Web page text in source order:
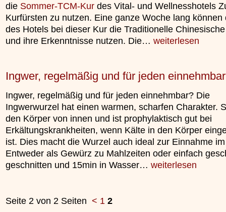
die Sommer-TCM-Kur des Vital- und Wellnesshotels
Kurfürsten zu nutzen. Eine ganze Woche lang können
des Hotels bei dieser Kur die Traditionelle
und ihre Erkenntnisse nutzen. Die… weiterlesen
Ingwer, regelmäßig und für jeden
Ingwer, regelmäßig und für jeden einnehmbar? Die
Ingwerwurzel hat einen warmen, scharfen Charakter.
den Körper von innen und ist prophylaktisch gut bei
Erkältungskrankheiten, wenn Kälte in den Körper
ist. Dies macht die Wurzel auch ideal zur Einnahme
Entweder als Gewürz zu Mahlzeiten oder einfach
geschnitten und 15min in Wasser… weiterlesen
Seite 2 von 2 Seiten < 1 2
x
In der TCM sind Experten der Meinung, dass jeder
Organismus einem wiederkehrenden Energiekreislauf
unterliegt.
»»»
»»»